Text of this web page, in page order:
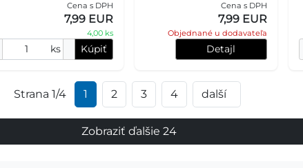
Cena s DPH
7,99 EUR
4,00 ks
ks Kúpiť
Cena s DPH
7,99 EUR
Objednané u dodavateľa
Detajl
Strana 1/4 1 2 3 4 další
Zobraziť ďalšie 24